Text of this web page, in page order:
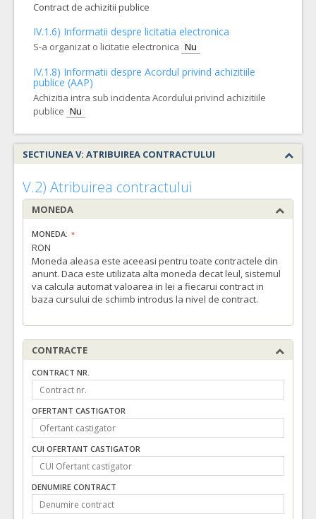
Contract de achizitii publice
IV.1.6) Informatii despre licitatia electronica
S-a organizat o licitatie electronica Nu
IV.1.8) Informatii despre Acordul privind achizitiile
publice (AAP)
Achizitia intra sub incidenta Acordului privind achizitiile
publice Nu
SECTIUNEA V: ATRIBUIREA CONTRACTULUI
V.2) Atribuirea contractului
MONEDA
MONEDA:
RON
Moneda aleasa este aceeasi pentru toate contractele din
anunt. Daca este utilizata alta moneda decat leul, sistemul
va calcula automat valoarea in lei a fiecarui contract in
baza cursului de schimb introdus la nivel de contract.
CONTRACTE
CONTRACT NR.
OFERTANT CASTIGATOR
CUI OFERTANT CASTIGATOR
DENUMIRE CONTRACT